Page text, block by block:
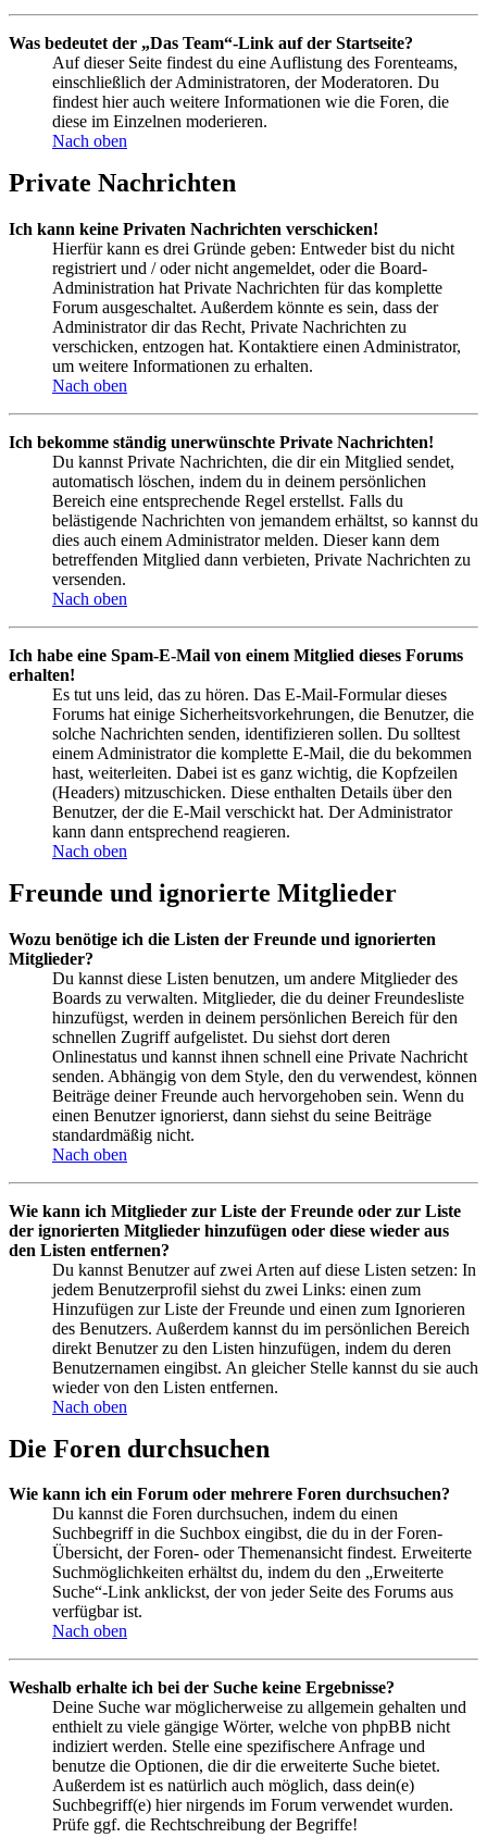
Was bedeutet der „Das Team“-Link auf der Startseite?
Auf dieser Seite findest du eine Auflistung des Forenteams,
einschließlich der Administratoren, der Moderatoren. Du
findest hier auch weitere Informationen wie die Foren, die
diese im Einzelnen moderieren.
Nach oben
Private Nachrichten
Ich kann keine Privaten Nachrichten verschicken!
Hierfür kann es drei Gründe geben: Entweder bist du nicht
registriert und / oder nicht angemeldet, oder die Board-
Administration hat Private Nachrichten für das komplette
Forum ausgeschaltet. Außerdem könnte es sein, dass der
Administrator dir das Recht, Private Nachrichten zu
verschicken, entzogen hat. Kontaktiere einen Administrator,
um weitere Informationen zu erhalten.
Nach oben
Ich bekomme ständig unerwünschte Private Nachrichten!
Du kannst Private Nachrichten, die dir ein Mitglied sendet,
automatisch löschen, indem du in deinem persönlichen
Bereich eine entsprechende Regel erstellst. Falls du
belästigende Nachrichten von jemandem erhältst, so kannst du
dies auch einem Administrator melden. Dieser kann dem
betreffenden Mitglied dann verbieten, Private Nachrichten zu
versenden.
Nach oben
Ich habe eine Spam-E-Mail von einem Mitglied dieses Forums
erhalten!
Es tut uns leid, das zu hören. Das E-Mail-Formular dieses
Forums hat einige Sicherheitsvorkehrungen, die Benutzer, die
solche Nachrichten senden, identifizieren sollen. Du solltest
einem Administrator die komplette E-Mail, die du bekommen
hast, weiterleiten. Dabei ist es ganz wichtig, die Kopfzeilen
(Headers) mitzuschicken. Diese enthalten Details über den
Benutzer, der die E-Mail verschickt hat. Der Administrator
kann dann entsprechend reagieren.
Nach oben
Freunde und ignorierte Mitglieder
Wozu benötige ich die Listen der Freunde und ignorierten
Mitglieder?
Du kannst diese Listen benutzen, um andere Mitglieder des
Boards zu verwalten. Mitglieder, die du deiner Freundesliste
hinzufügst, werden in deinem persönlichen Bereich für den
schnellen Zugriff aufgelistet. Du siehst dort deren
Onlinestatus und kannst ihnen schnell eine Private Nachricht
senden. Abhängig von dem Style, den du verwendest, können
Beiträge deiner Freunde auch hervorgehoben sein. Wenn du
einen Benutzer ignorierst, dann siehst du seine Beiträge
standardmäßig nicht.
Nach oben
Wie kann ich Mitglieder zur Liste der Freunde oder zur Liste
der ignorierten Mitglieder hinzufügen oder diese wieder aus
den Listen entfernen?
Du kannst Benutzer auf zwei Arten auf diese Listen setzen: In
jedem Benutzerprofil siehst du zwei Links: einen zum
Hinzufügen zur Liste der Freunde und einen zum Ignorieren
des Benutzers. Außerdem kannst du im persönlichen Bereich
direkt Benutzer zu den Listen hinzufügen, indem du deren
Benutzernamen eingibst. An gleicher Stelle kannst du sie auch
wieder von den Listen entfernen.
Nach oben
Die Foren durchsuchen
Wie kann ich ein Forum oder mehrere Foren durchsuchen?
Du kannst die Foren durchsuchen, indem du einen
Suchbegriff in die Suchbox eingibst, die du in der Foren-
Übersicht, der Foren- oder Themenansicht findest. Erweiterte
Suchmöglichkeiten erhältst du, indem du den „Erweiterte
Suche“-Link anklickst, der von jeder Seite des Forums aus
verfügbar ist.
Nach oben
Weshalb erhalte ich bei der Suche keine Ergebnisse?
Deine Suche war möglicherweise zu allgemein gehalten und
enthielt zu viele gängige Wörter, welche von phpBB nicht
indiziert werden. Stelle eine spezifischere Anfrage und
benutze die Optionen, die dir die erweiterte Suche bietet.
Außerdem ist es natürlich auch möglich, dass dein(e)
Suchbegriff(e) hier nirgends im Forum verwendet wurden.
Prüfe ggf. die Rechtschreibung der Begriffe!